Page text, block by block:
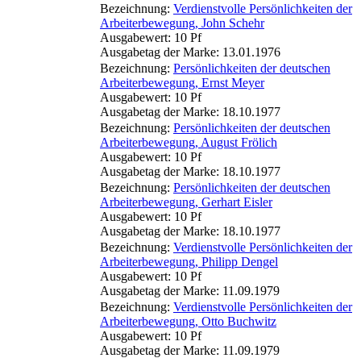
Bezeichnung: Verdienstvolle Persönlichkeiten der
Arbeiterbewegung, John Schehr
Ausgabewert: 10 Pf
Ausgabetag der Marke: 13.01.1976
Bezeichnung: Persönlichkeiten der deutschen
Arbeiterbewegung, Ernst Meyer
Ausgabewert: 10 Pf
Ausgabetag der Marke: 18.10.1977
Bezeichnung: Persönlichkeiten der deutschen
Arbeiterbewegung, August Frölich
Ausgabewert: 10 Pf
Ausgabetag der Marke: 18.10.1977
Bezeichnung: Persönlichkeiten der deutschen
Arbeiterbewegung, Gerhart Eisler
Ausgabewert: 10 Pf
Ausgabetag der Marke: 18.10.1977
Bezeichnung: Verdienstvolle Persönlichkeiten der
Arbeiterbewegung, Philipp Dengel
Ausgabewert: 10 Pf
Ausgabetag der Marke: 11.09.1979
Bezeichnung: Verdienstvolle Persönlichkeiten der
Arbeiterbewegung, Otto Buchwitz
Ausgabewert: 10 Pf
Ausgabetag der Marke: 11.09.1979